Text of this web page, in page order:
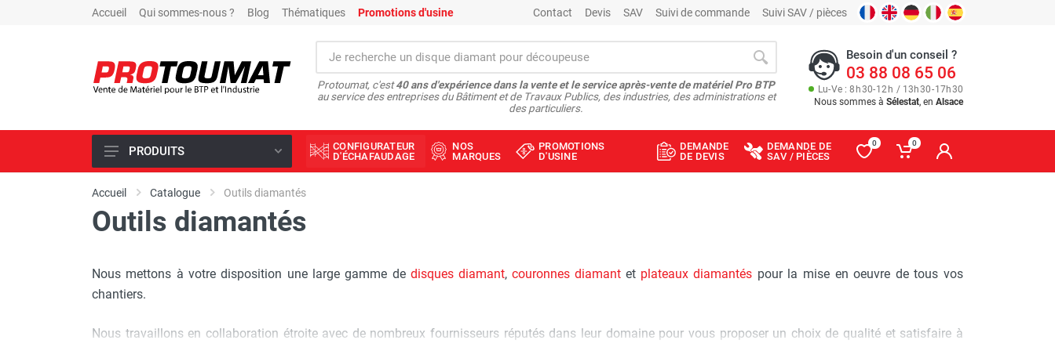
Accueil Qui sommes-nous ? Blog Thématiques Promotions d'usine Contact Devis SAV Suivi de commande Suivi SAV / pièces
Protoumat, c'est40 ans d'expérience dans la vente et le service après-vente de matériel Pro BTP
au service des entreprises du Bâtiment et de Travaux Publics, des industries, des administrations et
des particuliers.
Besoin d'un conseil ?
03 88 08 65 06
Lu-Ve : 8h30-12h / 13h30-17h30
Nous sommes à Sélestat, en Alsace
PROMOTIONS D'USINE
OUTILS DIAMANT
TRAVAIL DU BÉTON
PRODUITS
CONFIGURATEUR
D'ÉCHAFAUDAGE
NOS
MARQUES
PROMOTIONS
D'USINE
DEMANDE
DE DEVIS
DEMANDE DE
SAV / PIÈCES
0 0
Accueil Catalogue Outils diamantés
Outils diamantés
Nous mettons à votre disposition une large gamme de disques diamant, couronnes diamant et plateaux diamantés pour la mise en oeuvre de tous vos
chantiers.
Nous travaillons en collaboration étroite avec de nombreux fournisseurs réputés dans leur domaine pour vous proposer un choix de qualité et satisfaire à